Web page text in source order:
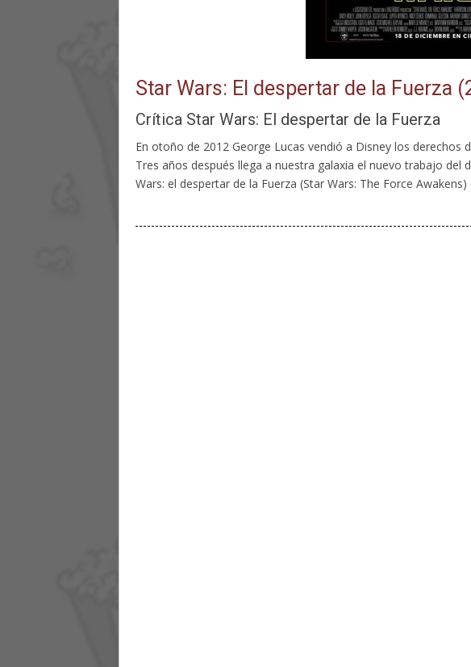
Star Wars: El despertar de la Fuerza
Crítica Star Wars: El despertar de la Fuerza
En otoño de 2012 George Lucas vendió a Disney los derechos
Tres años después llega a nuestra galaxia el nuevo trabajo del
Wars: el despertar de la Fuerza (Star Wars: The Force Awakens)